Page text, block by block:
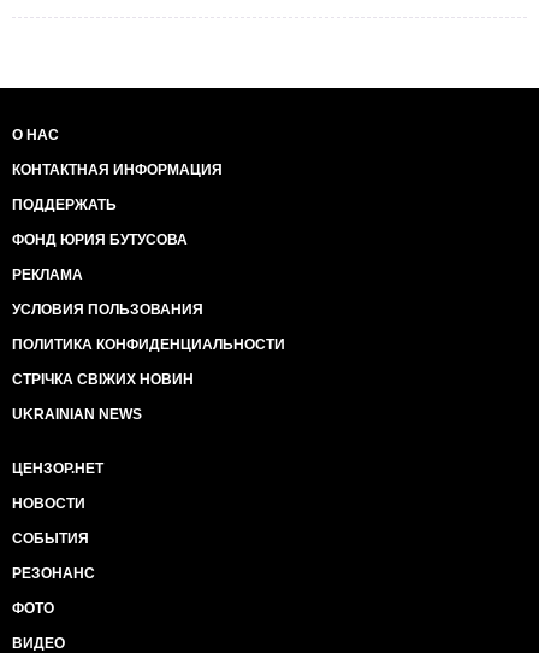
О НАС
КОНТАКТНАЯ ИНФОРМАЦИЯ
ПОДДЕРЖАТЬ
ФОНД ЮРИЯ БУТУСОВА
РЕКЛАМА
УСЛОВИЯ ПОЛЬЗОВАНИЯ
ПОЛИТИКА КОНФИДЕНЦИАЛЬНОСТИ
СТРІЧКА СВІЖИХ НОВИН
UKRAINIAN NEWS
ЦЕНЗОР.НЕТ
НОВОСТИ
СОБЫТИЯ
РЕЗОНАНС
ФОТО
ВИДЕО